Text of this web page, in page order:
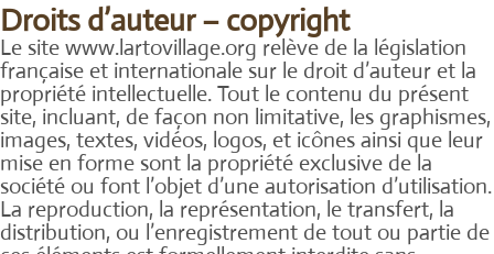
Droits d’auteur – copyright
Le site www.lartovillage.org relève de la législation
française et internationale sur le droit d’auteur et la
propriété intellectuelle. Tout le contenu du présent
site, incluant, de façon non limitative, les graphismes,
images, textes, vidéos, logos, et icônes ainsi que leur
mise en forme sont la propriété exclusive de la
société ou font l’objet d’une autorisation d’utilisation.
La reproduction, la représentation, le transfert, la
distribution, ou l’enregistrement de tout ou partie de